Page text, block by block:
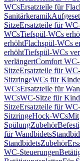
WCsErsatzteile für
Sanitärkeramik
SitzeErsatzteile für
WCsTiefspül-WCs
erhöhtFlachspül-WCs
erhöhtTiefspül-WCs
verlängertComfort
SitzeErsatzteile für
SitzringeWCs für
WCsErsatzteile für
WCsWC-Sitze für
SitzeErsatzteile für
SitzringeHock-WCsMit
SpülungZubehör
für Wandbidets
StandbidetsZubehör
WC-Steuerungen